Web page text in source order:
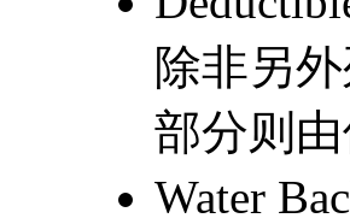
除非另
部分则
Water